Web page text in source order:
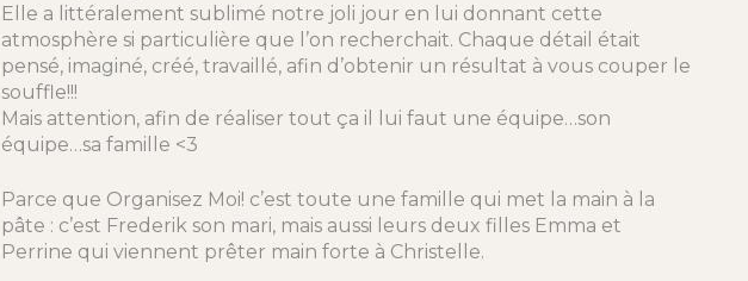
Elle a littéralement sublimé notre joli jour en lui donnant cette
atmosphère si particulière que l’on recherchait. Chaque détail était
pensé, imaginé, créé, travaillé, afin d’obtenir un résultat à vous couper le
souffle!!!
Mais attention, afin de réaliser tout ça il lui faut une équipe…son
équipe…sa famille <3
Parce que Organisez Moi! c’est toute une famille qui met la main à la
pâte : c’est Frederik son mari, mais aussi leurs deux filles Emma et
Perrine qui viennent prêter main forte à Christelle.